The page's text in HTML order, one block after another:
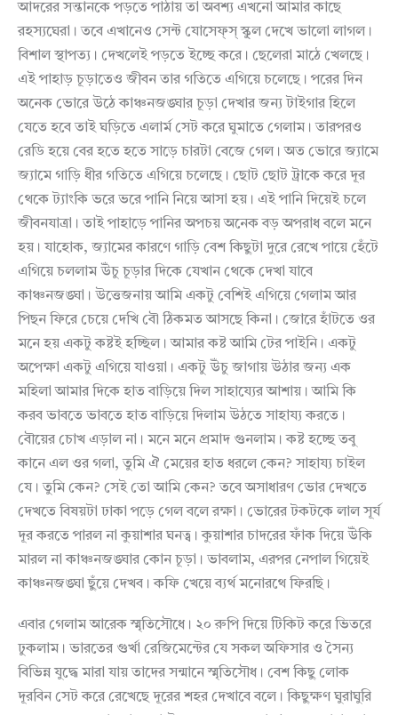
আদরের সন্তানকে পড়তে পাঠায় তা অবশ্য এখনো আমার কাছে
রহস্যঘেরা। তবে এখানেও সেন্ট যোসেফ্স্ স্কু্ল দেখে ভালো লাগল।
বিশাল স্থাপত্য। দেখলেই পড়তে ইচ্ছে করে। ছেলেরা মাঠে খেলছে।
এই পাহাড় চূড়াতেও জীবন তার গতিতে এগিয়ে চলেছে। পরের দিন
অনেক ভোরে উঠে কাঞ্চনজঙ্ঘার চূড়া দেখার জন্য টাইগার হিলে
যেতে হবে তাই ঘড়িতে এলার্ম সেট করে ঘুমাতে গেলাম। তারপরও
রেডি হয়ে বের হতে হতে সাড়ে চারটা বেজে গেল। অত ভোরে জ্যামে
জ্যামে গাড়ি ধীর গতিতে এগিয়ে চলেছে। ছোট ছোট ট্রাকে করে দূর
থেকে ট্যাংকি ভরে ভরে পানি নিয়ে আসা হয়। এই পানি দিয়েই চলে
জীবনযাত্রা। তাই পাহাড়ে পানির অপচয় অনেক বড় অপরাধ বলে মনে
হয়। যাহোক, জ্যামের কারণে গাড়ি বেশ কিছুটা দুরে রেখে পায়ে হেঁটে
এগিয়ে চললাম উঁচু চূড়ার দিকে যেখান থেকে দেখা যাবে
কাঞ্চনজঙ্ঘা। উত্তেজনায় আমি একটু বেশিই এগিয়ে গেলাম আর
পিছন ফিরে চেয়ে দেখি বৌ ঠিকমত আসছে কিনা। জোরে হাঁটতে ওর
মনে হয় একটু কষ্টই হচ্ছিল। আমার কষ্ট আমি টের পাইনি। একটু
অপেক্ষা একটু এগিয়ে যাওয়া। একটু উঁচু জাগায় উঠার জন্য এক
মহিলা আমার দিকে হাত বাড়িয়ে দিল সাহায্যের আশায়। আমি কি
করব ভাবতে ভাবতে হাত বাড়িয়ে দিলাম উঠতে সাহায্য করতে।
বৌয়ের চোখ এড়াল না। মনে মনে প্রমাদ গুনলাম। কষ্ট হচ্ছে তবু
কানে এল ওর গলা, তুমি ঐ মেয়ের হাত ধরলে কেন? সাহায্য চাইল
যে। তুমি কেন? সেই তো আমি কেন? তবে অসাধারণ ভোর দেখতে
দেখতে বিষয়টা ঢাকা পড়ে গেল বলে রক্ষা। ভোরের টকটকে লাল সূর্য
দূর করতে পারল না কুয়াশার ঘনত্ব। কুয়াশার চাদরের ফাঁক দিয়ে উঁকি
মারল না কাঞ্চনজঙ্ঘার কোন চূড়া। ভাবলাম, এরপর নেপাল গিয়েই
কাঞ্চনজঙ্ঘা ছুঁয়ে দেখব। কফি খেয়ে ব্যর্থ মনোরথে ফিরছি।
এবার গেলাম আরেক স্মৃতিসৌধে। ২০ রুপি দিয়ে টিকিট করে ভিতরে
ঢুকলাম। ভারতের গুর্খা রেজিমেন্টের যে সকল অফিসার ও সৈন্য
বিভিন্ন যুদ্ধে মারা যায় তাদের সন্মানে স্মৃতিসৌধ। বেশ কিছু লোক
দূরবিন সেট করে রেখেছে দূরের শহর দেখাবে বলে। কিছুক্ষণ ঘুরাঘুরি